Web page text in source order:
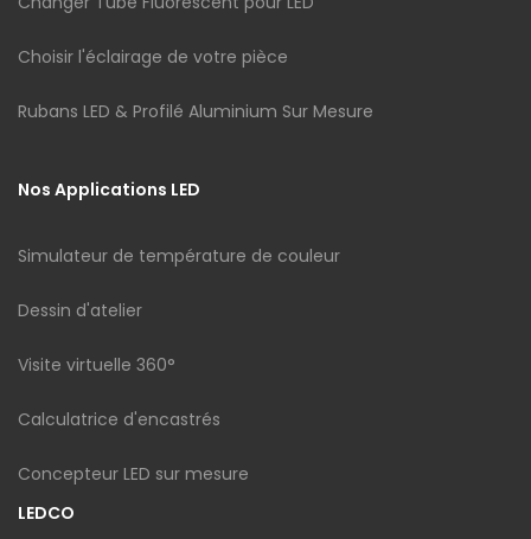
Choisir l'éclairage de votre pièce
Rubans LED & Profilé Aluminium Sur Mesure
Nos Applications LED
Simulateur de température de couleur
Dessin d'atelier
Visite virtuelle 360°
Calculatrice d'encastrés
Concepteur LED sur mesure
LEDCO